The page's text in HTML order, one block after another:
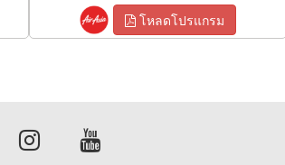
โหลดโปรแกรม